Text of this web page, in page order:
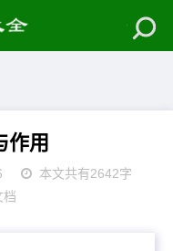
作用
本文共有2642字
档